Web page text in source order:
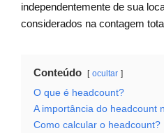
independentemente de sua
considerados na contagem
Conteúdo ocultar
O que é headcount?
A importância do headcount
Como calcular o headcount?